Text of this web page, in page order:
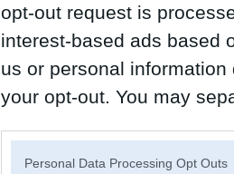
opt-out request is
interest-based ads based
us or personal
your opt-out. You may
Personal Data Processing Opt Outs